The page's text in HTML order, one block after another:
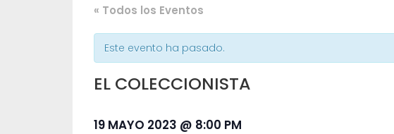
« Todos los Eventos
Este evento ha pasado.
EL COLECCIONISTA
19 MAYO 2023 @ 8:00 PM